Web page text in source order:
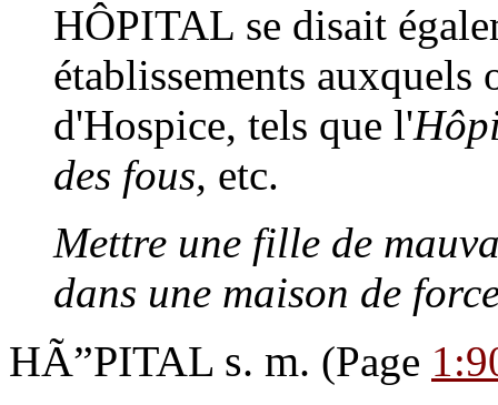
HÔPITAL se disait
établissements
d'Hospice, tels que l'
des fous, etc.
Mettre une fille de
dans une maison de
HÃ”PITAL s. m. (Page